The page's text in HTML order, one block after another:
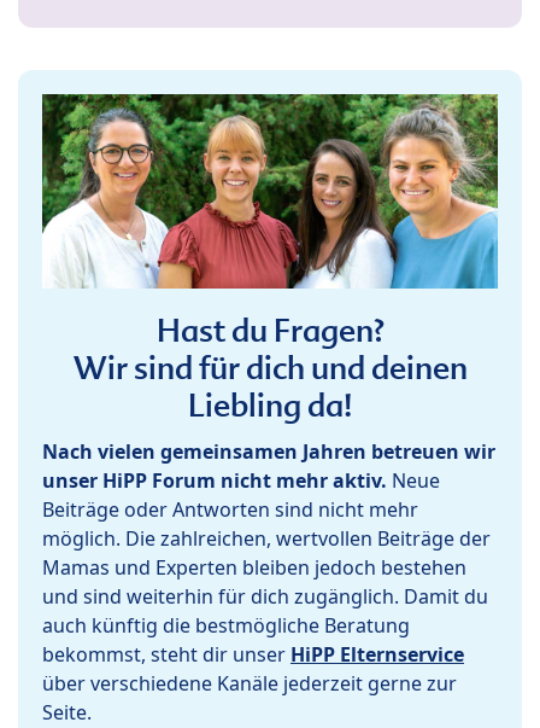
Hast du Fragen?
Wir sind für dich und deinen
Liebling da!
Nach vielen gemeinsamen Jahren betreuen wir
unser HiPP Forum nicht mehr aktiv. Neue
Beiträge oder Antworten sind nicht mehr
möglich. Die zahlreichen, wertvollen Beiträge der
Mamas und Experten bleiben jedoch bestehen
und sind weiterhin für dich zugänglich. Damit du
auch künftig die bestmögliche Beratung
bekommst, steht dir unser HiPP Elternservice
über verschiedene Kanäle jederzeit gerne zur
Seite.